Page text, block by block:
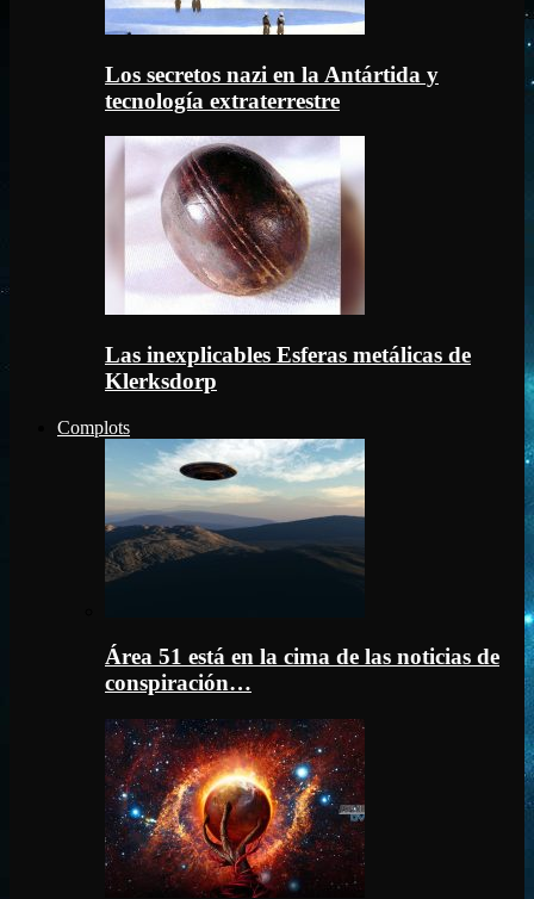
Los secretos nazi en la Antártida y
tecnología extraterrestre
Las inexplicables Esferas metálicas de
Klerksdorp
Complots
Área 51 está en la cima de las noticias de
conspiración…